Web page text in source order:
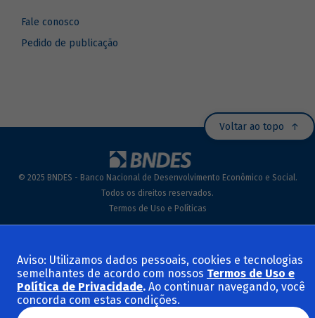
Fale conosco
Pedido de publicação
Voltar ao topo
© 2025 BNDES - Banco Nacional de Desenvolvimento Econômico e Social.
Todos os direitos reservados.
Termos de Uso e Políticas
Aviso: Utilizamos dados pessoais, cookies e tecnologias
semelhantes de acordo com nossos Termos de Uso e
Política de Privacidade. Ao continuar navegando, você
concorda com estas condições.